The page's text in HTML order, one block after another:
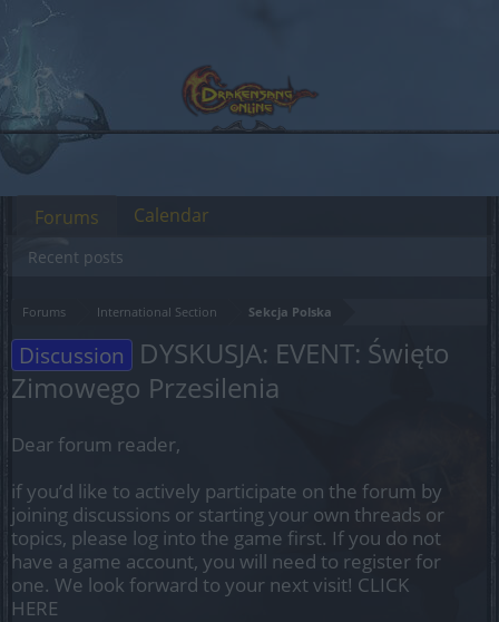
Forums International Section Sekcja Polska
Discussion
DYSKUSJA: EVENT: Święto
Zimowego Przesilenia
Dear forum reader,
if you’d like to actively participate on the forum by
joining discussions or starting your own threads or
topics, please log into the game first. If you do not
have a game account, you will need to register for
one. We look forward to your next visit! CLICK
HERE
Forums
Recent posts
Calendar